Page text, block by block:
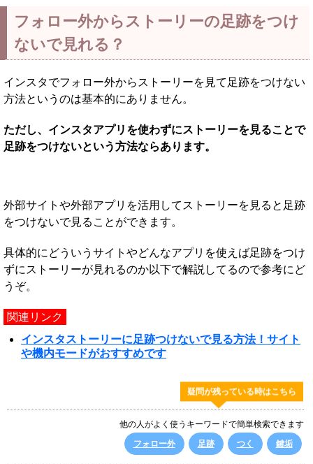
フォロー外からストーリーの足跡をつけ
ないで見れる？
インスタでフォロー外からストーリーを見て足跡をつけない
方法というのは基本的にありません。
ただし、インスタアプリを使わずにストーリーを見ることで
足跡をつけないという方法ならあります。
外部サイトや外部アプリを活用してストーリーを見ると足跡
をつけないで見ることができます。
具体的にどういうサイトやどんなアプリを使えば足跡をつけ
ずにストーリーが見れるのか以下で解説してるので参考にど
うぞ。
関連リンク
インスタストーリーに足跡つけないで見る方法！サイト
や機内モードがおすすめです
疑問が残っている時はこちら
他の人がよく使うキーワードで簡単検索できます
フォロー外
足跡 つく 鍵垢